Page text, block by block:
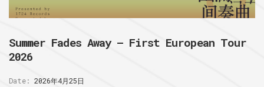
Summer Fades Away – First European Tour
2026
Date: 2026年4月25日